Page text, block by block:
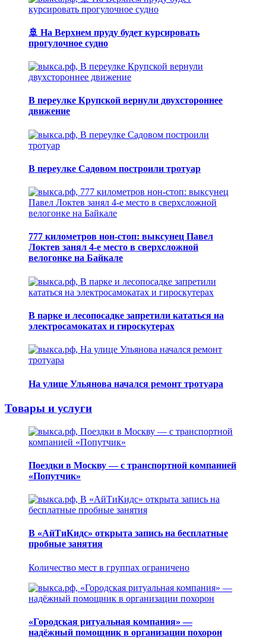
🚢 На Верхнем пруду будет курсировать
прогулочное судно
В переулке Крупской вернули двухстороннее
движение
В переулке Садовом построили тротуар
777 километров нон-стоп: выксунец Павел
Локтев занял 4-е место в сверхсложной
велогонке на Байкале
В парке и лесопосадке запретили кататься на
электросамокатах и гироскутерах
На улице Ульянова начался ремонт тротуара
Товары и услуги
Поездки в Москву — с транспортной компанией
«Попутчик»
В «АйТиКидс» открыта запись на бесплатные
пробные занятия
Количество мест в группах ограничено
«Городская ритуальная компания» —
надёжный помощник в организации похорон